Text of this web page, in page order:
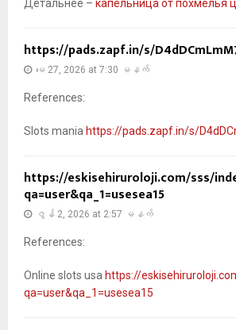
Детальнее – капельница от похмелья
https://pads.zapf.in/s/
မေ 27, 2026 at 7:30 မနက်
References:
Slots mania https://pads.zapf.in/s/
https://eskisehiruroloji.com/sss/
qa=user&qa_1=usesea15
ဇွန် 2, 2026 at 2:57 မနက်
References:
Online slots usa https://
qa=user&qa_1=usesea15